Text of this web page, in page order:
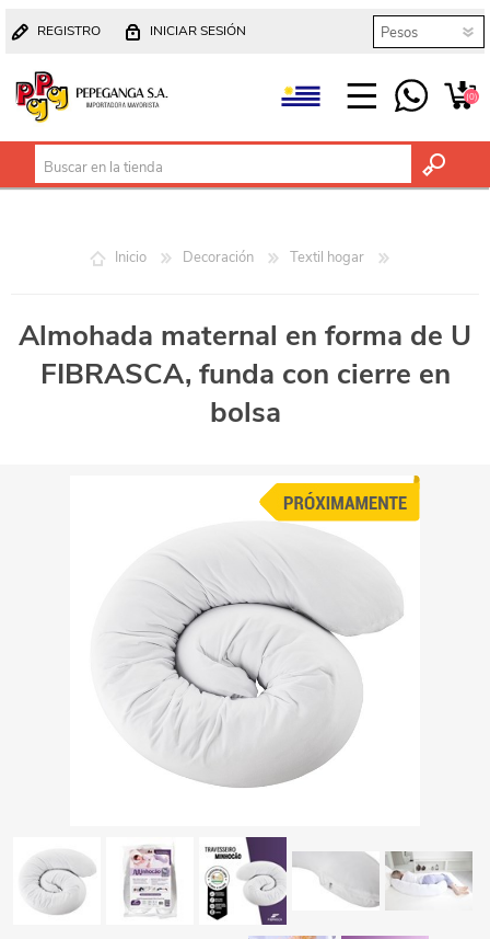
REGISTRO INICIAR SESIÓN
(0)
Inicio Decoración Textil hogar
Almohada maternal en forma de U
FIBRASCA, funda con cierre en
bolsa